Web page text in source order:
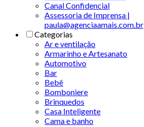
Canal Confidencial
Assessoria de Imprensa |
paula@agenciaamais.com.br
Categorias
Ar e ventilação
Armarinho e Artesanato
Automotivo
Bar
Bebê
Bomboniere
Brinquedos
Casa Inteligente
Cama e banho